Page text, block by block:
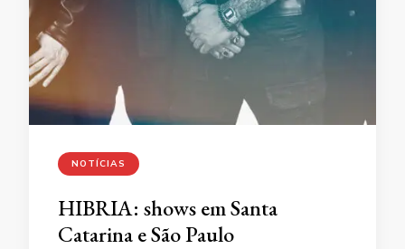
NOTÍCIAS
HIBRIA: shows em Santa
Catarina e São Paulo